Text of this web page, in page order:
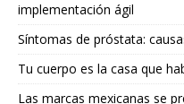
implementación ágil
Síntomas de próstata:
Tu cuerpo es la casa que
Las marcas mexicanas se